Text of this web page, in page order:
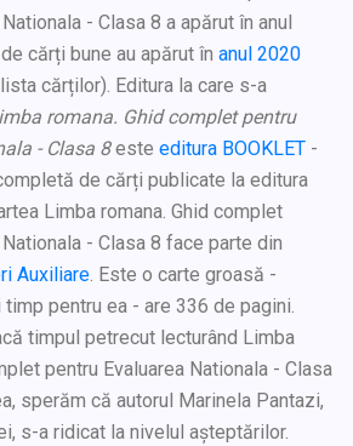
- Clasa 8 a apărut în anul
cărți bune au apărut în anul 2020
cărților). Editura la care s-a
romana. Ghid complet pentru
- Clasa 8este editura BOOKLET -
de cărți publicate la editura
Limba romana. Ghid complet
- Clasa 8 face parte din
Auxiliare . Este o carte groasă -
pentru ea - are 336 de pagini.
timpul petrecut lecturând Limba
pentru Evaluarea Nationala - Clasa
sperăm că autorul Marinela Pantazi,
s-a ridicat la nivelul așteptărilor.